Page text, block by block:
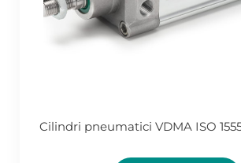
Cilindri pneumatici VDMA ISO